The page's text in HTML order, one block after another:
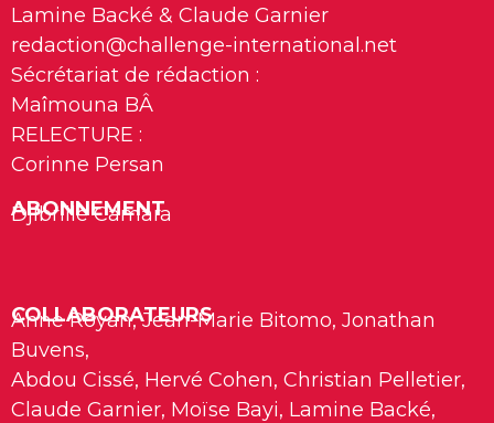
Lamine Backé & Claude Garnier
redaction@challenge-international.net
Sécrétariat de rédaction :
Maîmouna BÂ
RELECTURE :
Corinne Persan
ABONNEMENT
Djibrille Camara
COLLABORATEURS
Anne Royan, Jean-Marie Bitomo, Jonathan
Buvens,
Abdou Cissé, Hervé Cohen, Christian Pelletier,
Claude Garnier, Moïse Bayi, Lamine Backé,